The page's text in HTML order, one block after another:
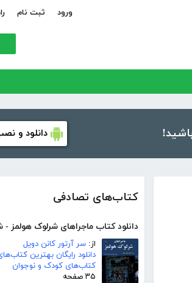
ورود ثبت نام
دانلود و
کتاب‌های تصادفی
دانلود کتاب ماجراهای شرلوک هولمز -
از: سر آرتور کانن دویل
دانلود رایگان بهترین
کتاب‌های کودک و نوجوان
۳۵ صفحه